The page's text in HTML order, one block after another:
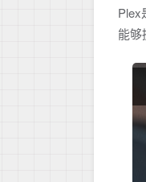
Plex
能够